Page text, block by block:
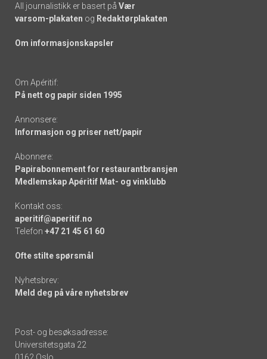
All journalistikk er basert på Vær
varsom-plakaten og Redaktørplakaten
Om informasjonskapsler
Om Apéritif:
På nett og papir siden 1995
Annonsere:
Informasjon og priser nett/papir
Abonnere:
Papirabonnement for restaurantbransjen
Medlemskap Apéritif Mat- og vinklubb
Kontakt oss:
aperitif@aperitif.no
Telefon +47 21 45 61 60
Ofte stilte spørsmål
Nyhetsbrev:
Meld deg på våre nyhetsbrev
Post- og besøksadresse:
Universitetsgata 22